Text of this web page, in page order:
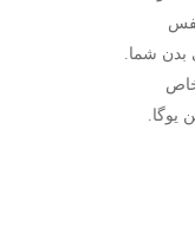
بدن شما.
یوگا.